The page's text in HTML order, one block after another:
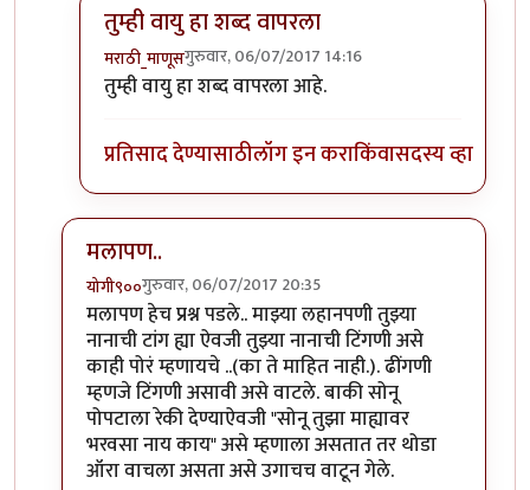
तुम्ही वायु हा शब्द वापरला
मराठी_माणूसगुरुवार, 06/07/2017 14:16
In reply to१) ढींणगी...ओके सॉरी.
तुम्ही वायु हा शब्द वापरला आहे.
प्रतिसाद देण्यासाठीलॉग इन कराकिंवासदस्य व्हा
मलापण..
योगी९००गुरुवार, 06/07/2017 20:35
In reply toकाही प्रश्नbyमराठी_माणूस
मलापण हेच प्रश्न पडले.. माझ्या लहानपणी तुझ्या
नानाची टांग ह्या ऐवजी तुझ्या नानाची टिंगणी असे
काही पोरं म्हणायचे ..(का ते माहित नाही.). ढींगणी
म्हणजे टिंगणी असावी असे वाटले. बाकी सोनू
पोपटाला रेकी देण्याऐवजी "सोनू तुझा माह्यावर
भरवसा नाय काय" असे म्हणाला असतात तर थोडा
ऑरा वाचला असता असे उगाचच वाटून गेले.